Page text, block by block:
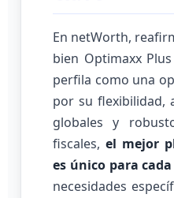
En netWorth,
bien Optimaxx
perfila como una
por su flexibilidad,
globales y
fiscales, el mejor
es único para
necesidades